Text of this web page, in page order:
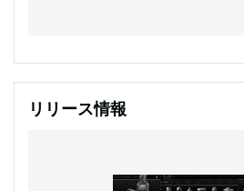
リリース情報